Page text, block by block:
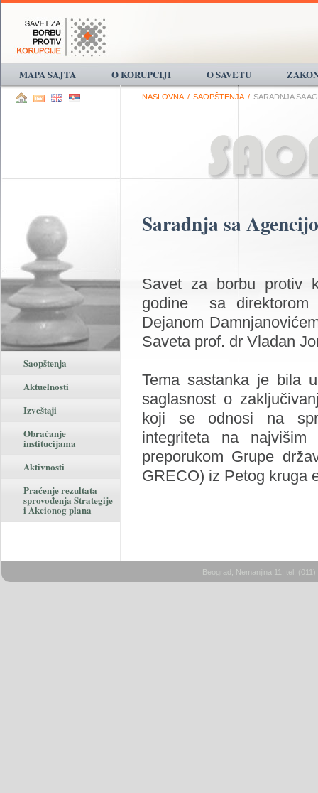
MAPA SAJTA O KORUPCIJI O SAVETU
Saopštenja
Aktuelnosti
Izveštaji
Obraćanje
institucijama
Aktivnosti
Praćenje rezultata
sprovođenja Strategije
i Akcionog plana
NASLOVNA / SAOPŠTENJA / SARADNJA SA
Saradnja sa
Savet za borbu protiv
godine sa direktorom
Dejanom
Saveta prof. dr Vladan
Tema sastanka je bila
saglasnost o
koji se odnosi na
integriteta na
preporukom Grupe
GRECO) iz Petog kruga
Beograd, Nemanjina 11; tel: